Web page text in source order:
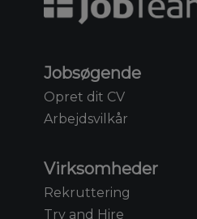
Jobsøgende
Opret dit CV
Arbejdsvilkår
Virksomheder
Rekruttering
Try and Hire